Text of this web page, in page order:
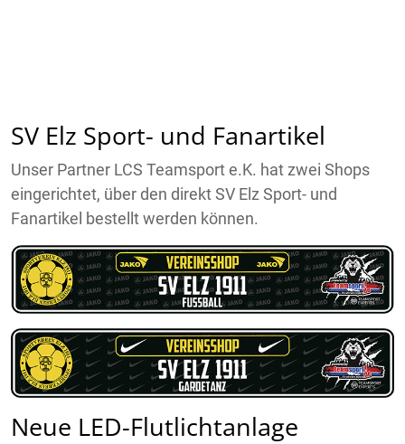
SV Elz Sport- und Fanartikel
Unser Partner LCS Teamsport e.K. hat zwei Shops
eingerichtet, über den direkt SV Elz Sport- und
Fanartikel bestellt werden können.
Neue LED-Flutlichtanlage